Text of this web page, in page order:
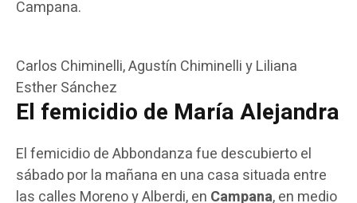
Campana.
Carlos Chiminelli, Agustín Chiminelli y Liliana
Esther Sánchez
El femicidio de María Alejandra
El femicidio de Abbondanza fue descubierto el
sábado por la mañana en una casa situada entre
las calles Moreno y Alberdi, en Campana, en medio